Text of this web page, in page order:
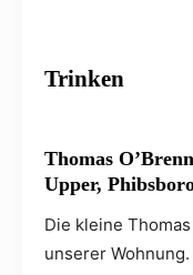
Trinken
Thomas
Upper,
Die kleine Thomas
unserer